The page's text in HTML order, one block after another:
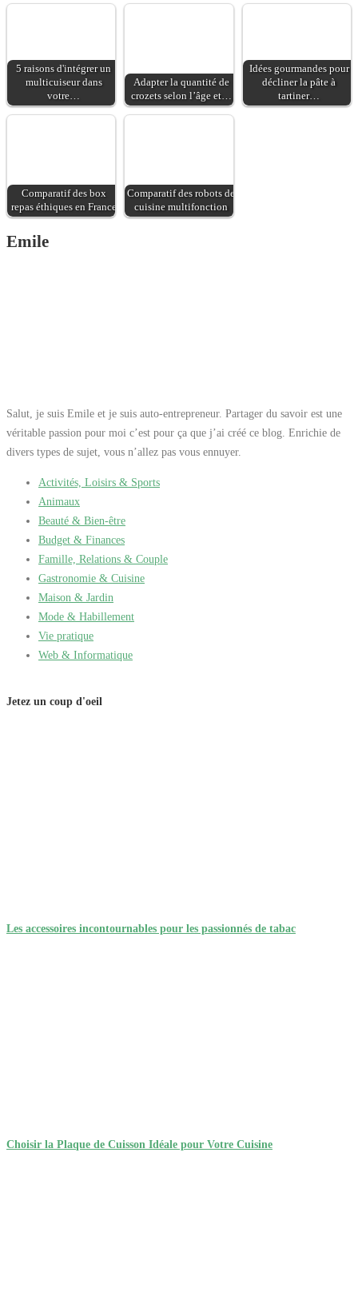
5 raisons d'intégrer un
multicuiseur dans
votre…
Adapter la quantité de
crozets selon l’âge et…
Idées gourmandes pour
décliner la pâte à
tartiner…
Comparatif des box
repas éthiques en France
Comparatif des robots de
cuisine multifonction
Emile
Salut, je suis Emile et je suis auto-entrepreneur. Partager du savoir est une
véritable passion pour moi c’est pour ça que j’ai créé ce blog. Enrichie de
divers types de sujet, vous n’allez pas vous ennuyer.
Activités, Loisirs & Sports
Animaux
Beauté & Bien-être
Budget & Finances
Famille, Relations & Couple
Gastronomie & Cuisine
Maison & Jardin
Mode & Habillement
Vie pratique
Web & Informatique
Jetez un coup d'oeil
Les accessoires incontournables pour les passionnés de tabac
Choisir la Plaque de Cuisson Idéale pour Votre Cuisine